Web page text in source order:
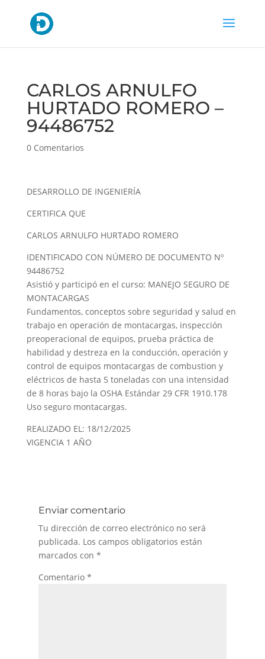
CARLOS ARNULFO
HURTADO ROMERO –
94486752
0 Comentarios
DESARROLLO DE INGENIERÍA
CERTIFICA QUE
CARLOS ARNULFO HURTADO ROMERO
IDENTIFICADO CON NÚMERO DE DOCUMENTO Nº
94486752
Asistió y participó en el curso: MANEJO SEGURO DE
MONTACARGAS
Fundamentos, conceptos sobre seguridad y salud en
trabajo en operación de montacargas, inspección
preoperacional de equipos, prueba práctica de
habilidad y destreza en la conducción, operación y
control de equipos montacargas de combustion y
eléctricos de hasta 5 toneladas con una intensidad
de 8 horas bajo la OSHA Estándar 29 CFR 1910.178
Uso seguro montacargas.
REALIZADO EL: 18/12/2025
VIGENCIA 1 AÑO
Enviar comentario
Tu dirección de correo electrónico no será
publicada. Los campos obligatorios están
marcados con *
Comentario *